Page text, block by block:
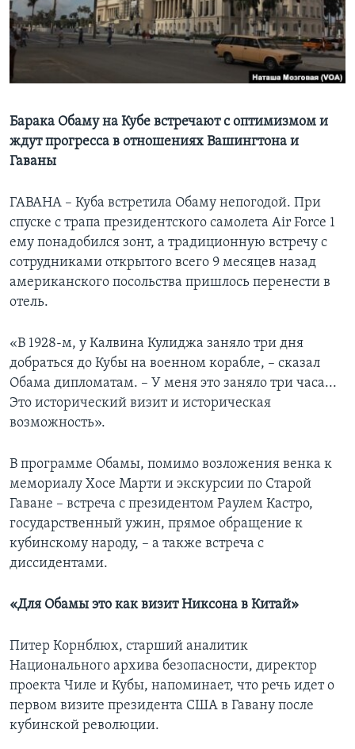
Learning English
Языки
Барака Обаму на Кубе встречают с оптимизмом и
ждут прогресса в отношениях Вашингтона и
Гаваны
ГАВАНА – Куба встретила Обаму непогодой. При
спуске с трапа президентского самолета Air Force 1
ему понадобился зонт, а традиционную встречу с
сотрудниками открытого всего 9 месяцев назад
американского посольства пришлось перенести в
отель.
«В 1928-м, у Калвина Кулиджа заняло три дня
добраться до Кубы на военном корабле, – сказал
Обама дипломатам. – У меня это заняло три часа...
Это исторический визит и историческая
возможность».
В программе Обамы, помимо возложения венка к
мемориалу Хосе Марти и экскурсии по Старой
Гаване – встреча с президентом Раулем Кастро,
государственный ужин, прямое обращение к
кубинскому народу, – а также встреча с
диссидентами.
«Для Обамы это как визит Никсона в Китай»
Питер Корнблюх, старший аналитик
Национального архива безопасности, директор
проекта Чиле и Кубы, напоминает, что речь идет о
первом визите президента США в Гавану после
кубинской революции.